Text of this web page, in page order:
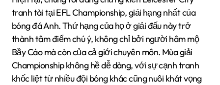
tranh tài tại EFL Championship, giải hạng nhất của
bóng đá Anh. Thứ hạng của họ ở giải đấu này trở
thành tâm điểm chú ý, không chỉ bởi người hâm mộ
Bầy Cáo mà còn của cả giới chuyên môn. Mùa giải
Championship không hề dễ dàng, với sự cạnh tranh
khốc liệt từ nhiều đội bóng khác cũng nuôi khát vọng